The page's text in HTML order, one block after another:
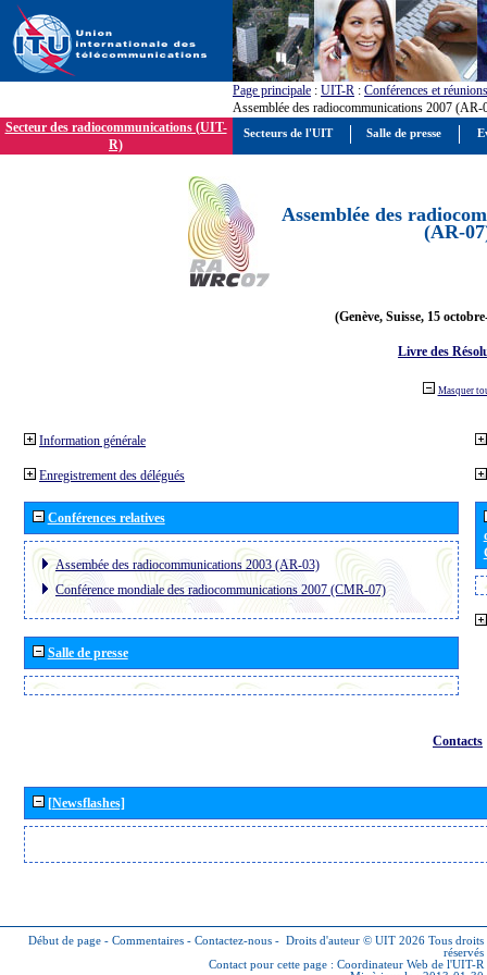
Page principale : UIT-R : Conférences et réunions
Assemblée des radiocommunications 2007 (AR-
Secteur des radiocommunications (UIT-
R)
Assemblée des
(AR-
(Genève, Suisse, 15
Livre des
Masquer
Information générale
Enregistrement des délégués
Conférences relatives
Assembée des radiocommunications 2003 (AR-03)
Conférence mondiale des radiocommunications 2007 (CMR-07)
Salle de presse
Contacts
[Newsflashes]
Début de page - Commentaires - Contactez-nous - Droits d'auteur © UIT 2026 Tous droits
réservés
Contact pour cette page : Coordinateur Web de l'UIT-R
Secteurs de l'UIT Salle de presse